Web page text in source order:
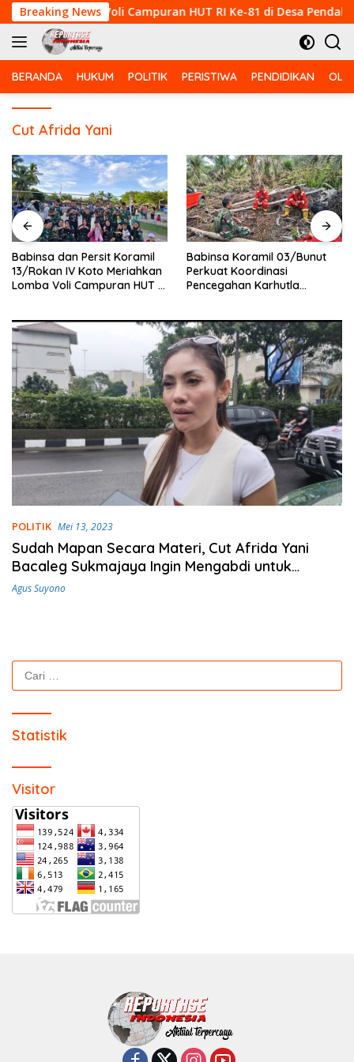
Langsung
ke
konten
Breaking News
Lomba Voli Campuran HUT RI Ke-81 di Desa Pendalian
BERANDA HUKUM POLITIK PERISTIWA PENDIDIKAN
Cut Afrida Yani
Babinsa dan Persit Koramil
13/Rokan IV Koto Meriahkan
Lomba Voli Campuran HUT RI
Babinsa Koramil 03/Bunut
Perkuat Koordinasi
Pencegahan Karhutla
POLITIK Mei 13, 2023
Sudah Mapan Secara Materi, Cut Afrida Yani
Bacaleg Sukmajaya Ingin Mengabdi untuk
Masyarakat
Agus Suyono
Cari
untuk:
Statistik
Visitor